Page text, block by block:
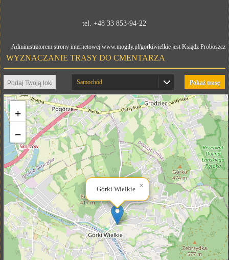
tel. +48 33 853-94-22
Administratorem strony internetowej www.mogily.pl/gorkiwielkie jest Ksiądz Proboszcz
WYZNACZANIE TRASY DO CMENTARZA
Pokaż trasę
Samochód
Górki Wielkie ×
+
−